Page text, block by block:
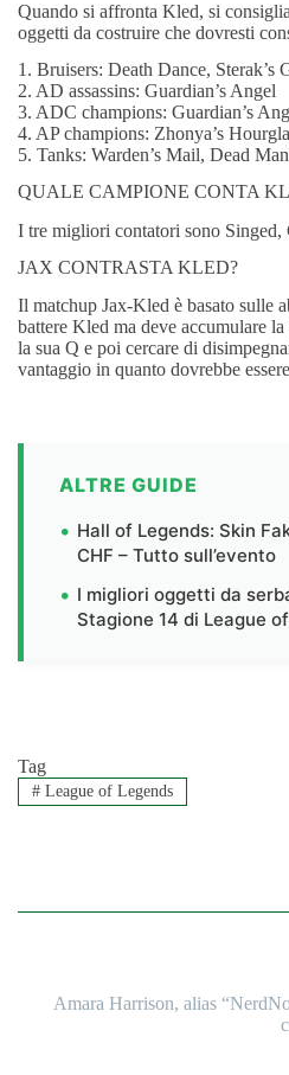
Quando si affronta Kled, si
oggetti da costruire che dovresti
1. Bruisers: Death Dance, Sterak’s
2. AD assassins: Guardian’s Angel
3. ADC champions: Guardian’s
4. AP champions: Zhonya’s
5. Tanks: Warden’s Mail, Dead
QUALE CAMPIONE CONTA
I tre migliori contatori sono
JAX CONTRASTA KLED?
Il matchup Jax-Kled è basato sulle
battere Kled ma deve accumulare
la sua Q e poi cercare di
vantaggio in quanto dovrebbe
ALTRE GUIDE
Hall of Legends: Skin
CHF – Tutto sull’evento
I migliori oggetti da
Stagione 14 di League
Tag
#League of Legends
Amara Harrison, alias